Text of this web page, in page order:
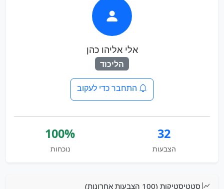
אלי אליהו כהן
הליכוד
התחבר כדי לעקוב
32
הצבעות
100%
נוכחות
סטטיסטיקות (100 הצבעות אחרונות)